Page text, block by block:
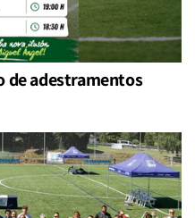
de adestramentos